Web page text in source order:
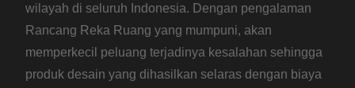
wilayah di seluruh Indonesia. Dengan pengalaman
Rancang Reka Ruang yang mumpuni, akan
memperkecil peluang terjadinya kesalahan sehingga
produk desain yang dihasilkan selaras dengan biaya